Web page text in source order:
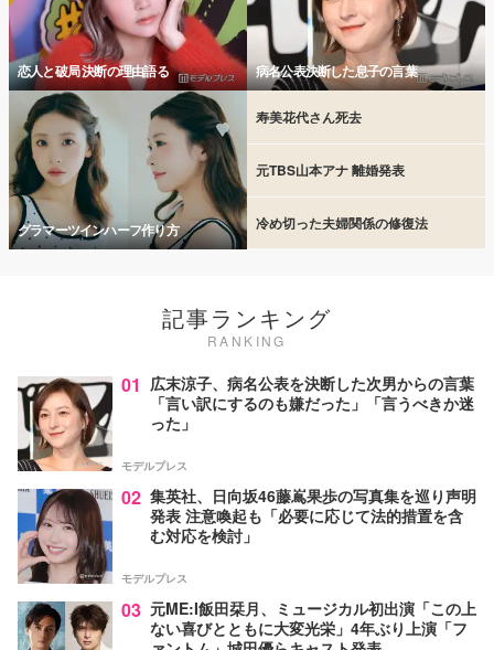
恋人と破局 決断の理由語る 病名公表決断した息子の言葉
グラマーツインハーフ作り方
寿美花代さん死去
元TBS山本アナ 離婚発表
冷め切った夫婦関係の修復法
記事ランキング
RANKING
01 広末涼子、病名公表を決断した次男からの言葉
「言い訳にするのも嫌だった」「言うべきか迷
った」
モデルプレス
02 集英社、日向坂46藤嶌果歩の写真集を巡り声明
発表 注意喚起も「必要に応じて法的措置を含
む対応を検討」
モデルプレス
03 元ME:I飯田栞月、ミュージカル初出演「この上
ない喜びとともに大変光栄」4年ぶり上演「フ